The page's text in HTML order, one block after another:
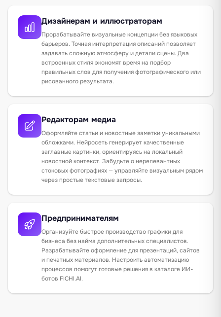
Дизайнерам и иллюстраторам
Прорабатывайте визуальные концепции без языковых
барьеров. Точная интерпретация описаний позволяет
задавать сложную атмосферу и детали сцены. Два
встроенных стиля экономят время на подбор
правильных слов для получения фотографического или
рисованного результата.
Редакторам медиа
Оформляйте статьи и новостные заметки уникальными
обложками. Нейросеть генерирует качественные
заглавные картинки, ориентируясь на локальный
новостной контекст. Забудьте о нерелевантных
стоковых фотографиях — управляйте визуальным рядом
через простые текстовые запросы.
Предпринимателям
Организуйте быстрое производство графики для
бизнеса без найма дополнительных специалистов.
Разрабатывайте оформление для презентаций, сайтов
и печатных материалов. Настроить автоматизацию
процессов помогут готовые решения в каталоге ИИ-
ботов FICHI.AI.